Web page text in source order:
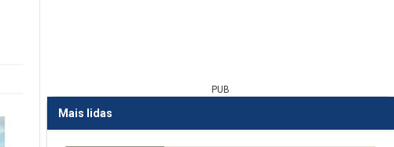
PUB
Mais lidas